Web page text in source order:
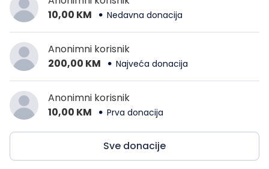
10,00 KM
Nedavna donacija
Anonimni korisnik
200,00 KM
Najveća donacija
Anonimni korisnik
10,00 KM
Prva donacija
Sve donacije